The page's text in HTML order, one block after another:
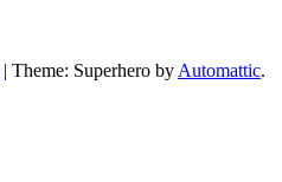
| Theme: Superhero by Automattic.